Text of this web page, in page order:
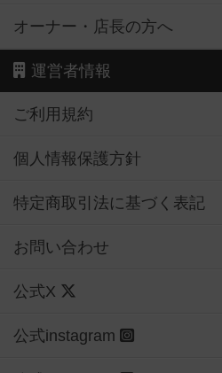
オーナー・店長の方へ
運営者情報
ご利用規約
個人情報保護方針
特定商取引法に基づく表記
お問い合わせ
公式X
公式instagram